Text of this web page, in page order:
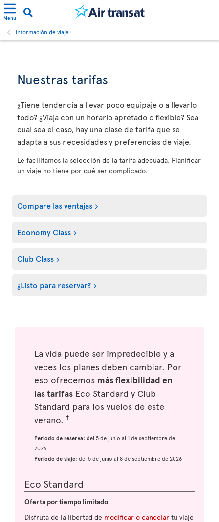
Menu
Información de viaje
Nuestras tarifas
¿Tiene tendencia a llevar poco equipaje o a llevarlo
todo? ¿Viaja con un horario apretado o flexible? Sea
cual sea el caso, hay una clase de tarifa que se
adapta a sus necesidades y preferencias de viaje.
Le facilitamos la selección de la tarifa adecuada. Planificar
un viaje no tiene por qué ser complicado.
Compare las ventajas
Economy Class
Club Class
¿Listo para reservar?
La vida puede ser impredecible y a
veces los planes deben cambiar. Por
eso ofrecemos más flexibilidad en
las tarifas Eco Standard y Club
Standard para los vuelos de este
verano. †
Periodo de reserva: del 5 de junio al 1 de septiembre de
2026
Periodo de viaje: del 5 de junio al 8 de septiembre de 2026
Eco Standard
Oferta por tiempo limitado
Disfruta de la libertad de modificar o cancelar tu viaje